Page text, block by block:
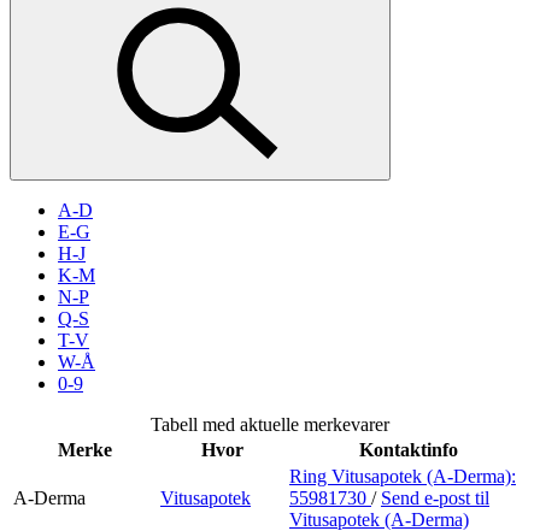
Mat og drikke
Aktiviteter
Inspirasjon
Søk
Parkering
Praktisk informasjon
A-D
E-G
H-J
K-M
N-P
Q-S
T-V
W-Å
0-9
Tabell med aktuelle merkevarer
Merke
Hvor Kontaktinfo
A-Derma Vitusapotek
Ring Vitusapotek (A-Derma):
55981730 / Send e-post til
Vitusapotek (A-Derma)